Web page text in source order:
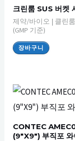
크린룸 SUS 버켓
제약/바이오 | 클린
(GMP 기준)
장바구니
CONTEC
(9″X9″) 부직포 와